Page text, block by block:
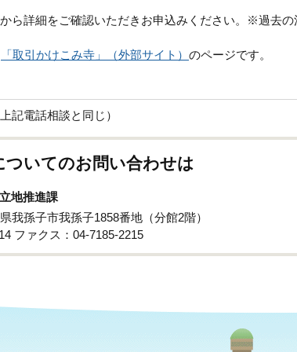
ら詳細をご確認いただきお申込みください。※過去
「取引かけこみ寺」（外部サイト） のページです。
記電話相談と同じ）
ついてのお問い合わせは
地推進課
我孫子市我孫子1858番地（分館2階）
ファクス：04-7185-2215